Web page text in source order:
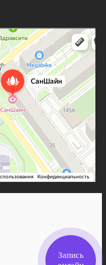
Запись